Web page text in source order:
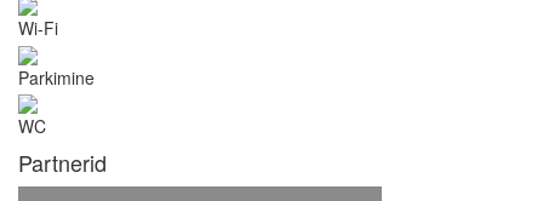
Wi-Fi
Parkimine
WC
Partnerid